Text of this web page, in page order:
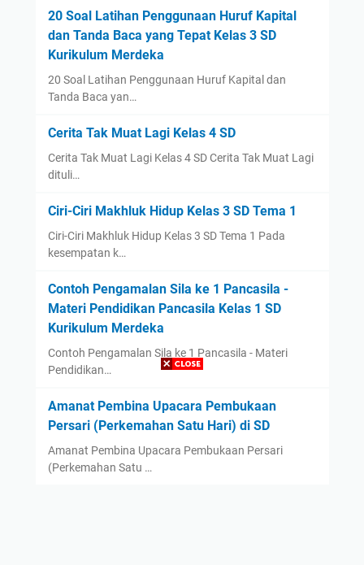
20 Soal Latihan Penggunaan Huruf Kapital
dan Tanda Baca yang Tepat Kelas 3 SD
Kurikulum Merdeka
20 Soal Latihan Penggunaan Huruf Kapital dan
Tanda Baca yan…
Cerita Tak Muat Lagi Kelas 4 SD
Cerita Tak Muat Lagi Kelas 4 SD Cerita Tak Muat Lagi
dituli…
Ciri-Ciri Makhluk Hidup Kelas 3 SD Tema 1
Ciri-Ciri Makhluk Hidup Kelas 3 SD Tema 1 Pada
kesempatan k…
Contoh Pengamalan Sila ke 1 Pancasila -
Materi Pendidikan Pancasila Kelas 1 SD
Kurikulum Merdeka
Contoh Pengamalan Sila ke 1 Pancasila - Materi
Pendidikan…
Amanat Pembina Upacara Pembukaan
Persari (Perkemahan Satu Hari) di SD
Amanat Pembina Upacara Pembukaan Persari
(Perkemahan Satu …